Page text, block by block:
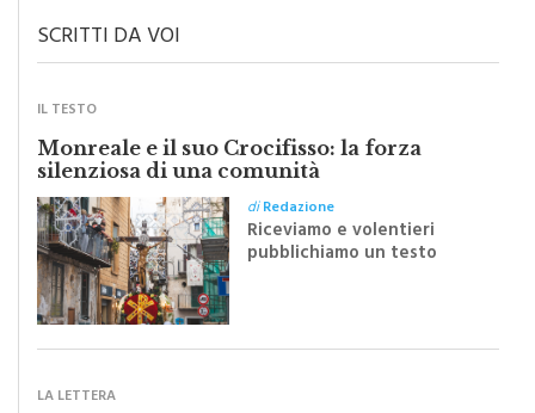
SCRITTI DA VOI
IL TESTO
Monreale e il suo Crocifisso: la forza
silenziosa di una comunità
diRedazione
Riceviamo e volentieri
Sapienza all'indomani della